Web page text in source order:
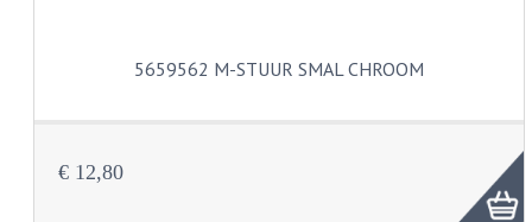
5659562 M-STUUR SMAL CHROOM
€ 12,80